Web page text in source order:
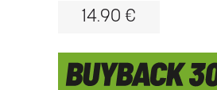
14.90 €